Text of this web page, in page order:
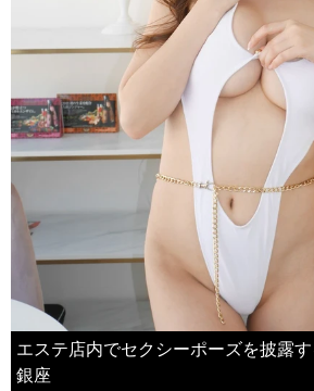
エステ店内でセクシーポーズを披露
銀座